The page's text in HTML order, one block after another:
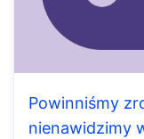
Powinniśmy
nienawidzimy